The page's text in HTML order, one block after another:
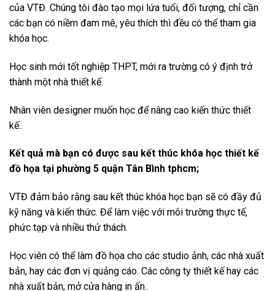
của VTĐ. Chúng tôi đào tạo mọi lứa tuổi, đối tượng, chỉ cần
các bạn có niềm đam mê, yêu thích thì đều có thể tham gia
khóa học.
Học sinh mới tốt nghiệp THPT, mới ra trường có ý định trở
thành một nhà thiết kế.
Nhân viên designer muốn học để nâng cao kiến thức thiết
kế..
Kết quả mà bạn có được sau kết thúc khóa học thiết kế
đồ họa tại phường 5 quận Tân Bình tphcm;
VTĐ đảm bảo rằng sau kết thúc khóa học bạn sẽ có đầy đủ
kỹ năng và kiến thức. Để làm việc với môi trường thực tế,
phức tạp và nhiều thử thách.
Học viên có thể làm đồ họa cho các studio ảnh, các nhà xuất
bản, hay các đơn vị quảng cáo. Các công ty thiết kế hay các
nhà xuất bản, mở cửa hàng in ấn..